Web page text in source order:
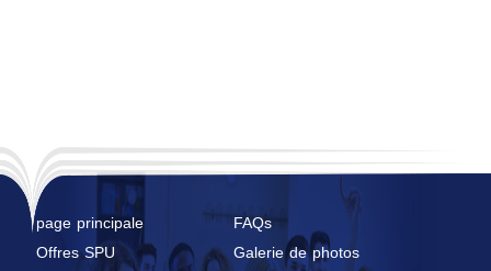
page principale
FAQs
Offres SPU
Galerie de photos